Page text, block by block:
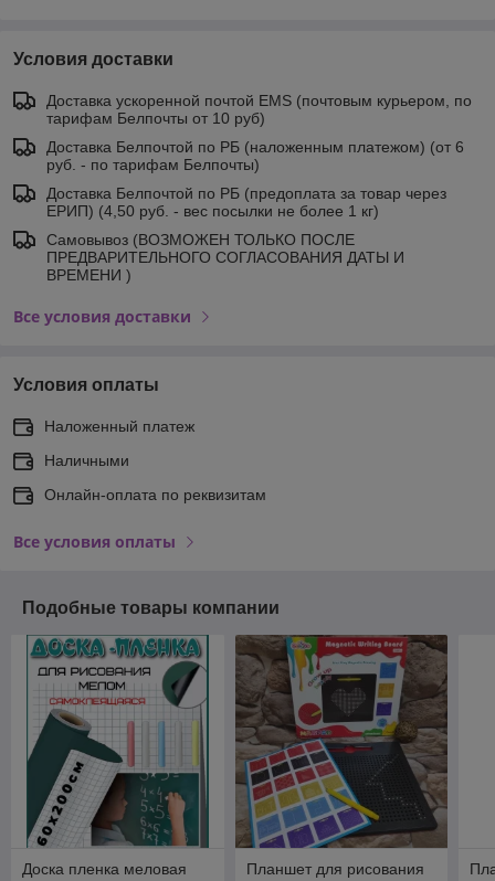
Условия доставки
Доставка ускоренной почтой EMS (почтовым курьером, по
тарифам Белпочты от 10 руб)
Доставка Белпочтой по РБ (наложенным платежом) (от 6
руб. - по тарифам Белпочты)
Доставка Белпочтой по РБ (предоплата за товар через
ЕРИП) (4,50 руб. - вес посылки не более 1 кг)
Самовывоз (ВОЗМОЖЕН ТОЛЬКО ПОСЛЕ
ПРЕДВАРИТЕЛЬНОГО СОГЛАСОВАНИЯ ДАТЫ И
ВРЕМЕНИ )
Все условия доставки
Условия оплаты
Наложенный платеж
Наличными
Онлайн-оплата по реквизитам
Все условия оплаты
Подобные товары компании
Доска пленка меловая
Планшет для рисования